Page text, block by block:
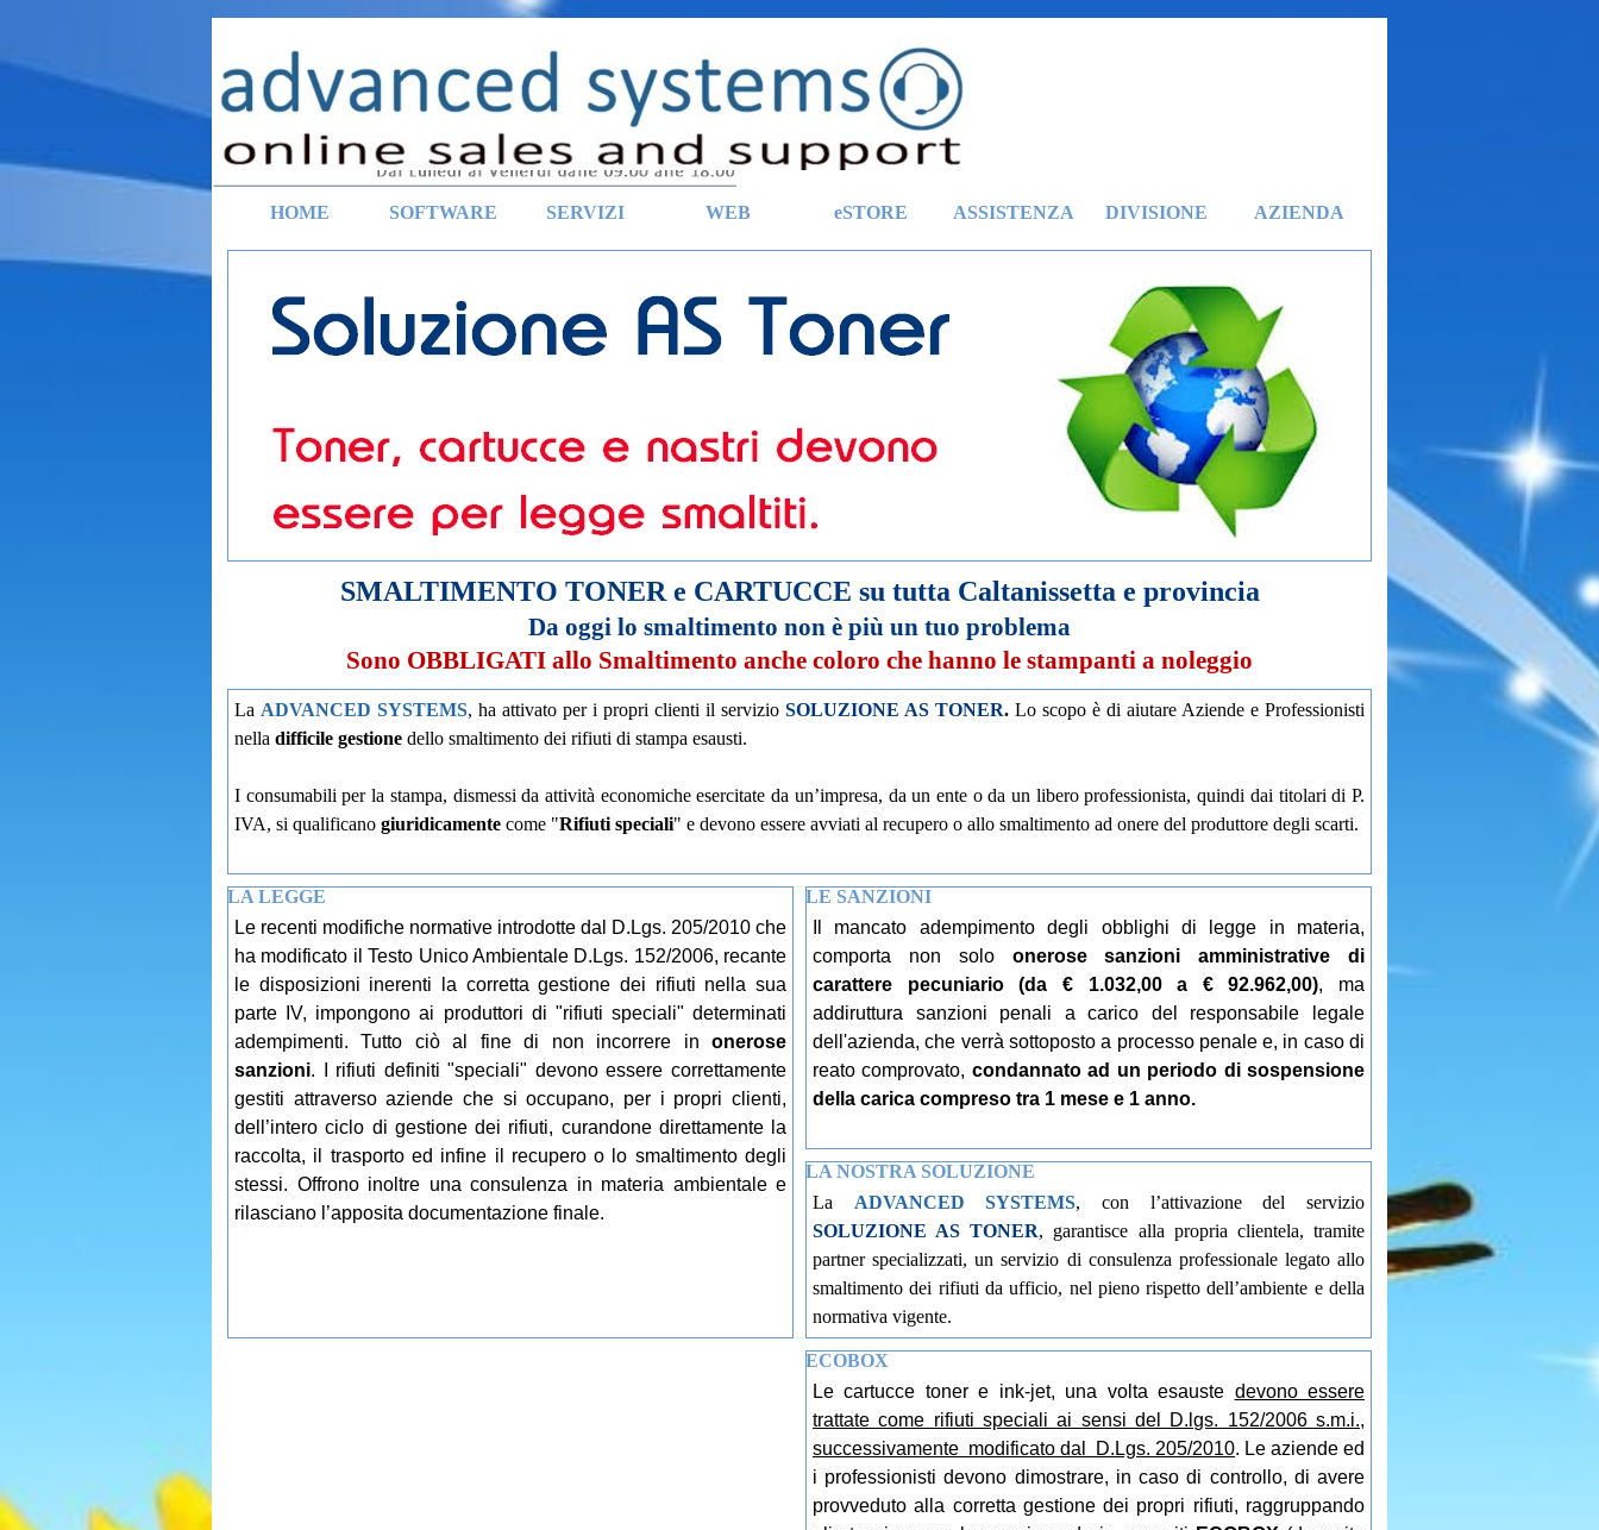
Salta menù
HOME SOFTWARE SERVIZI ▼
WEB ▼
eSTORE ASSISTENZA ▼
DIVISIONE ▼
AZIENDA
SMALTIMENTO TONER e CARTUCCE su tutta Caltanissetta e provincia
Da oggi lo smaltimento non è più un tuo problema
Sono OBBLIGATI allo Smaltimento anche coloro che hanno le stampanti a noleggio
La ADVANCED SYSTEMS, ha attivato per i propri clienti il servizio SOLUZIONE AS TONER. Lo scopo è di aiutare Aziende e Professionisti
nella difficile gestione dello smaltimento dei rifiuti di stampa esausti.
I consumabili per la stampa, dismessi da attività economiche esercitate da un’impresa, da un ente o da un libero professionista, quindi dai titolari di P.
IVA, si qualificano giuridicamente come "Rifiuti speciali" e devono essere avviati al recupero o allo smaltimento ad onere del produttore degli scarti.
LA LEGGE
Le recenti modifiche normative introdotte dal D.Lgs. 205/2010 che
ha modificato il Testo Unico Ambientale D.Lgs. 152/2006, recante
le disposizioni inerenti la corretta gestione dei rifiuti nella sua
parte IV, impongono ai produttori di "rifiuti speciali" determinati
adempimenti. Tutto ciò al fine di non incorrere in onerose
sanzioni. I rifiuti definiti "speciali" devono essere correttamente
gestiti attraverso aziende che si occupano, per i propri clienti,
dell’intero ciclo di gestione dei rifiuti, curandone direttamente la
raccolta, il trasporto ed infine il recupero o lo smaltimento degli
stessi. Offrono inoltre una consulenza in materia ambientale e
rilasciano l’apposita documentazione finale.
LE SANZIONI
Il mancato adempimento degli obblighi di legge in materia,
comporta non solo onerose sanzioni amministrative di
carattere pecuniario (da € 1.032,00 a € 92.962,00), ma
addiruttura sanzioni penali a carico del responsabile legale
dell'azienda, che verrà sottoposto a processo penale e, in caso di
reato comprovato, condannato ad un periodo di sospensione
della carica compreso tra 1 mese e 1 anno.
LA NOSTRA SOLUZIONE
La ADVANCED SYSTEMS,con l’attivazione del servizio
SOLUZIONE AS TONER, garantisce alla propria clientela, tramite
partner specializzati, un servizio di consulenza professionale legato allo
smaltimento dei rifiuti da ufficio, nel pieno rispetto dell’ambiente e della
normativa vigente.
ECOBOX
Le cartucce toner e ink-jet, una volta esauste devono essere
trattate come rifiuti speciali ai sensi del D.lgs. 152/2006 s.m.i.,
successivamente modificato dal D.Lgs. 205/2010. Le aziende ed
i professionisti devono dimostrare, in caso di controllo, di avere
provveduto alla corretta gestione dei propri rifiuti, raggruppando